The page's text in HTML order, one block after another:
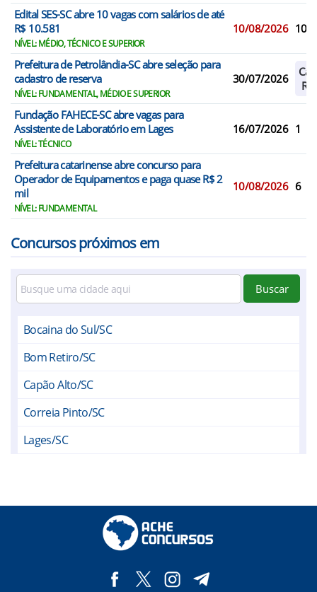
Edital SES-SC abre 10 vagas com salários de até
R$ 10.581
NÍVEL: MÉDIO, TÉCNICO E SUPERIOR
10/08/2026 10
Prefeitura de Petrolândia-SC abre seleção para
cadastro de reserva
NÍVEL: FUNDAMENTAL, MÉDIO E SUPERIOR
30/07/2026
Fundação FAHECE-SC abre vagas para
Assistente de Laboratório em Lages
NÍVEL: TÉCNICO
16/07/2026 1
Prefeitura catarinense abre concurso para
Operador de Equipamentos e paga quase R$ 2
mil
NÍVEL: FUNDAMENTAL
10/08/2026 6
Concursos próximos em
Buscar
Bocaina do Sul/SC
Bom Retiro/SC
Capão Alto/SC
Correia Pinto/SC
Lages/SC